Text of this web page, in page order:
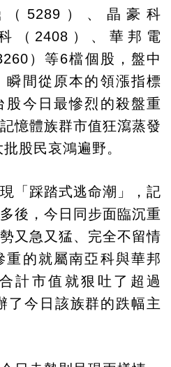
（5289）、晶豪科
（2408）、華邦電
）等6檔個股，盤中
瞬間從原本的領漲指標
股今日最慘烈的殺盤重
憶體族群市值狂瀉蒸發
股民哀鴻遍野。
「踩踏式逃命潮」，記
後，今日同步面臨沉重
又急又猛、完全不留情
重的就屬南亞科與華邦
計市值就狠吐了超過
了今日該族群的跌幅主